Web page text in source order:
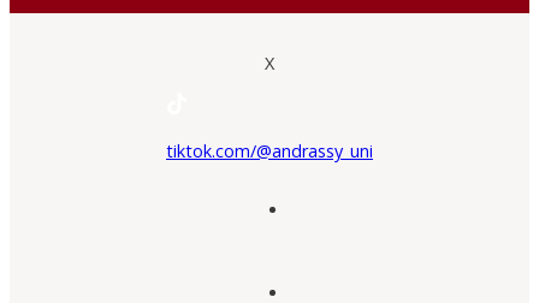
X
tiktok.com/@andrassy_uni